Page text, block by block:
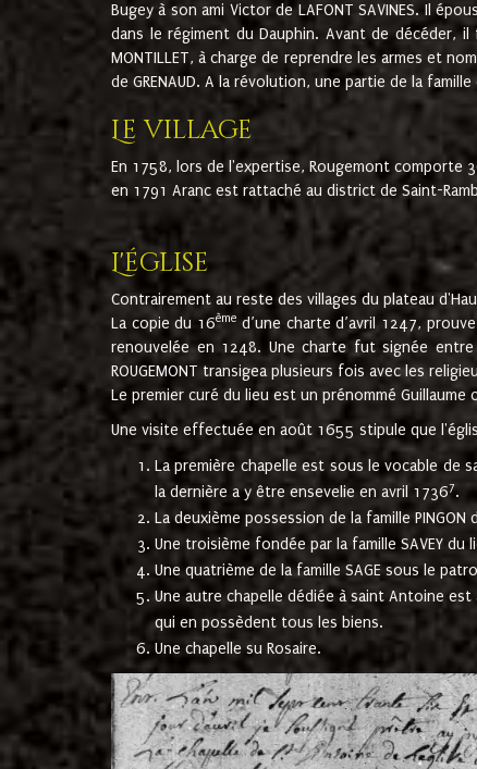
Bugey à son ami Victor de LAFONT SAVINES. Il
dans le régiment du Dauphin. Avant de décéder,
MONTILLET, à charge de reprendre les armes et
de GRENAUD. A la révolution, une partie de la
Le village
En 1758, lors de l'expertise, Rougemont comporte
en 1791 Aranc est rattaché au district de Saint-
L'église
Contrairement au reste des villages du plateau
La copie du 16ème d’une charte d’avril 1247,
renouvelée en 1248. Une charte fut signée entre
ROUGEMONT transigea plusieurs fois avec les
Le premier curé du lieu est un prénommé Guillaume
Une visite effectuée en août 1655 stipule que
La première chapelle est sous le vocable de
la dernière a y être ensevelie en avril 17367.
La deuxième possession de la famille
Une troisième fondée par la famille SAVEY du
Une quatrième de la famille SAGE sous le
Une autre chapelle dédiée à saint Antoine est
qui en possèdent tous les biens.
Une chapelle su Rosaire.